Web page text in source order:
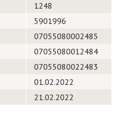
1248
5901996
07055080002485
07055080012484
07055080022483
01.02.2022
21.02.2022